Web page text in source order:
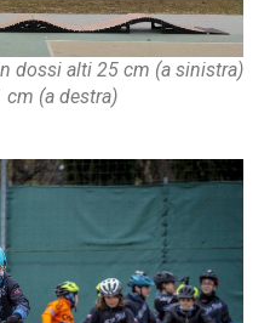
dossi alti 25 cm (a sinistra)
(a destra)